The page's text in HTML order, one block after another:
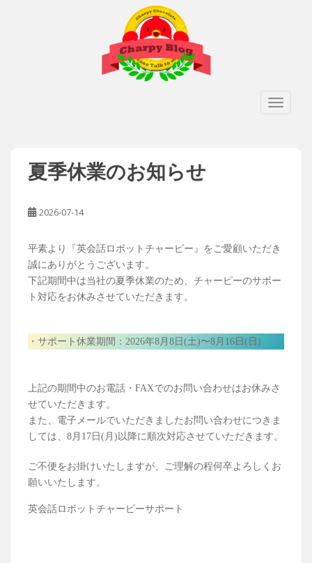
Blog
夏季休業のお知らせ
2026-07-14
平素より『英会話ロボットチャーピー』をご愛顧いただき
誠にありがとうございます。
下記期間中は当社の夏季休業のため、チャーピーのサポー
ト対応をお休みさせていただきます。
・サポート休業期間：2026年8月8日(土)〜8月16日(日)
上記の期間中のお電話・FAXでのお問い合わせはお休みさ
せていただきます。
また、電子メールでいただきましたお問い合わせにつきま
しては、8月17日(月)以降に順次対応させていただきます。
ご不便をお掛けいたしますが、ご理解の程何卒よろしくお
願いいたします。
英会話ロボットチャーピーサポート